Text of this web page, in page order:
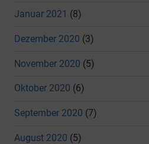
Januar 2021 (8)
Dezember 2020 (3)
November 2020 (5)
Oktober 2020 (6)
September 2020 (7)
August 2020 (5)